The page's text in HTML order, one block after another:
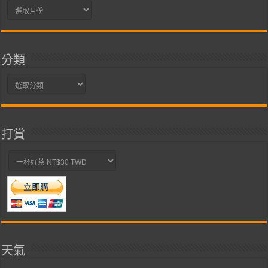
彙
分類
分
打賞
天氣